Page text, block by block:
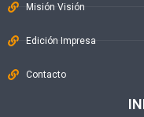
Misión Visión
Edición Impresa
Contacto